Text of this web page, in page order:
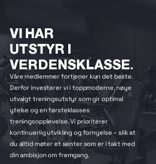
VI HAR
UTSTYR I
VERDENSKLASSE.
Våre medlemmer fortjener kun det beste.
Derfor investerer vi i toppmoderne, nøye
utvalgt treningsutstyr som gir optimal
ytelse og en førsteklasses
treningsopplevelse. Vi prioriterer
kontinuerlig utvikling og fornyelse – slik at
du alltid møter et senter som er i takt med
din ambisjon om fremgang.